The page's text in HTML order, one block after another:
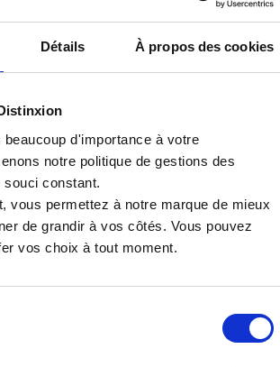
Détails À propos des cookies
d'importance à votre
notre politique de gestions des
constant.
vous permettez à notre marque de mieux
de grandir à vos côtés. Vous pouvez
vos choix à tout moment.